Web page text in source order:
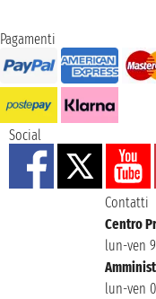
Pagamenti
Social
Contatti
Centro
lun-ven
lun-ven